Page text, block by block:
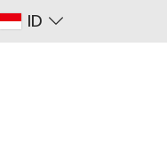
ID